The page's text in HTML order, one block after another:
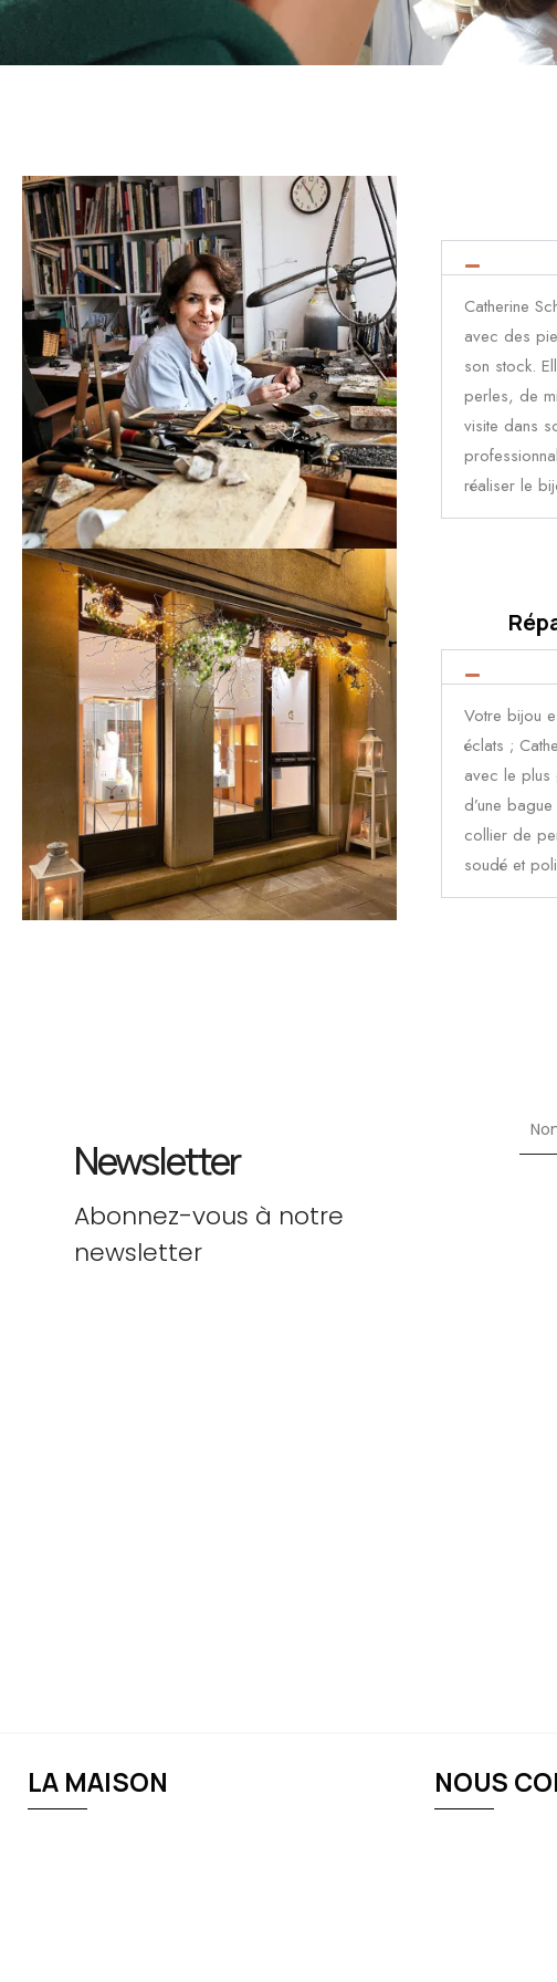
Catherine
avec des
son stock.
perles, de
visite dans
réaliser le
Votre bijou
éclats ;
avec le plus
d’une
collier de
soudé et
Newsletter
Abonnez-vous à notre
newsletter
LA MAISON NOUS